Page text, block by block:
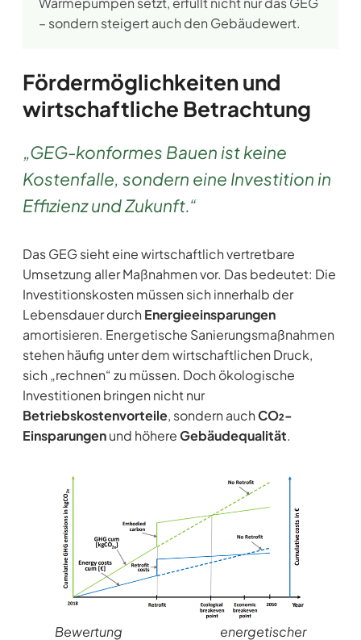
– sondern steigert auch den Gebäudewert.
Fördermöglichkeiten und
wirtschaftliche Betrachtung
„GEG-konformes Bauen ist keine
Kostenfalle, sondern eine Investition in
Effizienz und Zukunft.“
Das GEG sieht eine wirtschaftlich vertretbare
Umsetzung aller Maßnahmen vor. Das bedeutet: Die
Investitionskosten müssen sich innerhalb der
Lebensdauer durch Energieeinsparungen
amortisieren. Energetische Sanierungsmaßnahmen
stehen häufig unter dem wirtschaftlichen Druck,
sich „rechnen“ zu müssen. Doch ökologische
Investitionen bringen nicht nur
Betriebskostenvorteile, sondern auchCO₂-
Einsparungenund höhereGebäudequalität.
Bewertung energetischer